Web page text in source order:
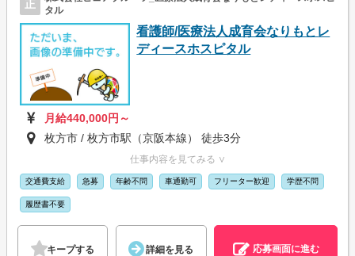
正
タル
看護師/医療法人成育会なりもとレ
ディースホスピタル
月給440,000円～
枚方市 / 枚方市駅（京阪本線） 徒歩3分
仕事内容を見てみる ∨
交通費支給 急募 年齢不問 車通勤可 フリーター歓迎 学歴不問
履歴書不要
キープする 詳細を見る 応募画面に進む